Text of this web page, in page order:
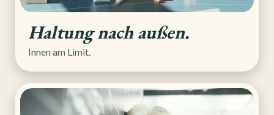
Haltung nach außen.
Innen am Limit.